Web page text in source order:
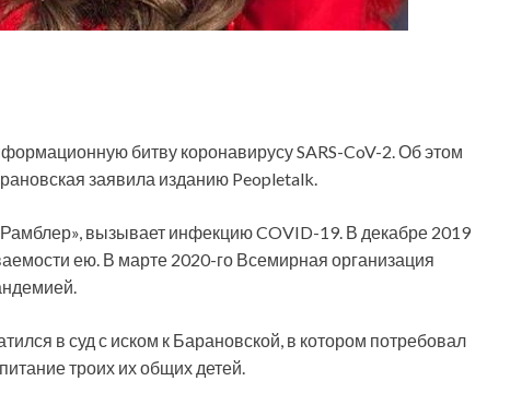
битву коронавирусу SARS-CoV-2. Об этом
заявила изданию Peopletalk.
вызывает инфекцию COVID-19. В декабре 2019
ею. В марте 2020-го Всемирная организация
в суд с иском к Барановской, в котором потребовал
троих их общих детей.